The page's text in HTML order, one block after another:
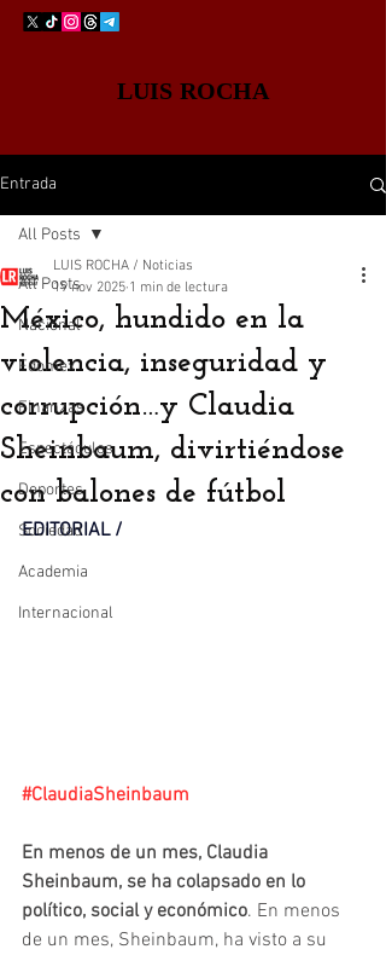
LUIS ROCHA
Entrada
All Posts
Nacional
Edomex
Finanzas
Espectáculos
Deportes
Sociedad
Academia
Internacional
All Posts
México, hundido en la
violencia, inseguridad y
corrupción…y Claudia
Sheinbaum, divirtiéndose
con balones de fútbol
LUIS ROCHA / Noticias
19 nov 2025 1 min de lectura
EDITORIAL /
#ClaudiaSheinbaum
En menos de un mes, Claudia
Sheinbaum, se ha colapsado en lo
político, social y económico. En menos
de un mes, Sheinbaum, ha visto a su